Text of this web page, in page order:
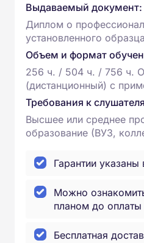
Выдаваемый документ:
Диплом о
установленного
Объем и формат
256 ч. / 504 ч. / 756 ч.
(дистанционный) с
Требования к
Высшее или среднее
образование (ВУЗ,
Гарантии указаны
Можно
планом до оплаты
Бесплатная